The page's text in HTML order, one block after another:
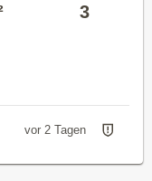
3
vor 2 Tagen